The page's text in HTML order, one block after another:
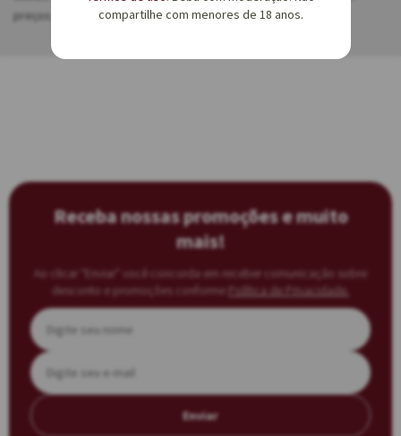
preços mais acessíveis para a região da Borgonha.
Receba nossas promoções e muito
mais!
Ao clicar “Enviar” você concorda em receber comunicação sobre
desconto e promoções conforme
Política de Privacidade.
Enviar
compartilhe com menores de 18 anos.